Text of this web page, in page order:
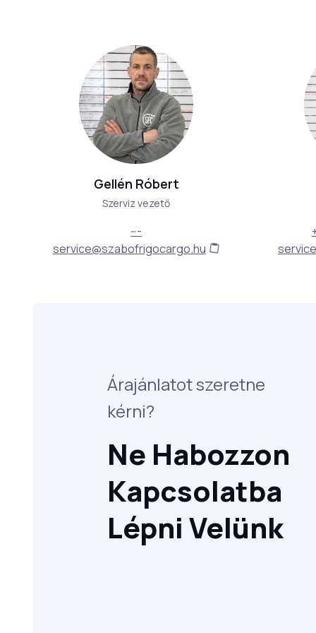
Gellén Róbert
Szerviz vezető
---
service@szabofrigocargo.hu
Árajánlatot szeretne
kérni?
Ne Habozzon
Kapcsolatba
Lépni Velünk